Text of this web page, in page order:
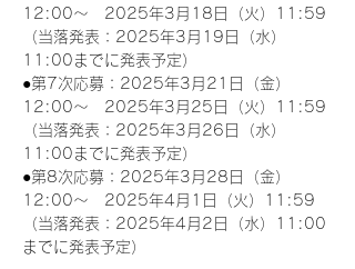
12:00～　2025年3月18日（火）11:59
（当落発表：2025年3月19日（水）
11:00までに発表予定）
●第7次応募：2025年3月21日（金）
12:00～　2025年3月25日（火）11:59
（当落発表：2025年3月26日（水）
11:00までに発表予定）
●第8次応募：2025年3月28日（金）
12:00～　2025年4月1日（火）11:59
（当落発表：2025年4月2日（水）11:00
までに発表予定）